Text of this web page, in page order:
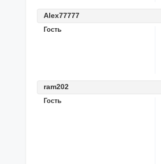
Alex77777
Гость
rаm202
Гость